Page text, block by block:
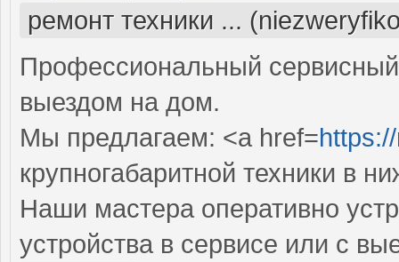
ремонт техники ...
Профессиональный
выездом на дом.
Мы предлагаем: <a href=
крупногабаритной техники в
Наши мастера оперативно
устройства в сервисе или с